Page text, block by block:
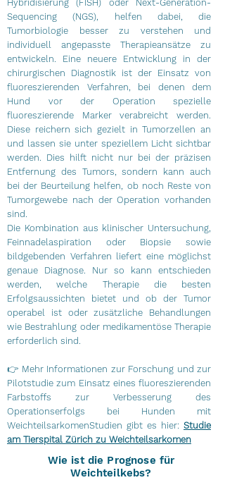
Hybridisierung (FISH) oder Next-Generation-
Sequencing (NGS), helfen dabei, die
Tumorbiologie besser zu verstehen und
individuell angepasste Therapieansätze zu
entwickeln. Eine neuere Entwicklung in der
chirurgischen Diagnostik ist der Einsatz von
fluoreszierenden Verfahren, bei denen dem
Hund vor der Operation spezielle
fluoreszierende Marker verabreicht werden.
Diese reichern sich gezielt in Tumorzellen an
und lassen sie unter speziellem Licht sichtbar
werden. Dies hilft nicht nur bei der präzisen
Entfernung des Tumors, sondern kann auch
bei der Beurteilung helfen, ob noch Reste von
Tumorgewebe nach der Operation vorhanden
sind.
Die Kombination aus klinischer Untersuchung,
Feinnadelaspiration oder Biopsie sowie
bildgebenden Verfahren liefert eine möglichst
genaue Diagnose. Nur so kann entschieden
werden, welche Therapie die besten
Erfolgsaussichten bietet und ob der Tumor
operabel ist oder zusätzliche Behandlungen
wie Bestrahlung oder medikamentöse Therapie
erforderlich sind.
👉 Mehr Informationen zur Forschung und zur
Pilotstudie zum Einsatz eines fluoreszierenden
Farbstoffs zur Verbesserung des
Operationserfolgs bei Hunden mit
WeichteilsarkomenStudien gibt es hier: Studie
am Tierspital Zürich zu Weichteilsarkomen
Wie ist die Prognose für
Weichteilkebs?